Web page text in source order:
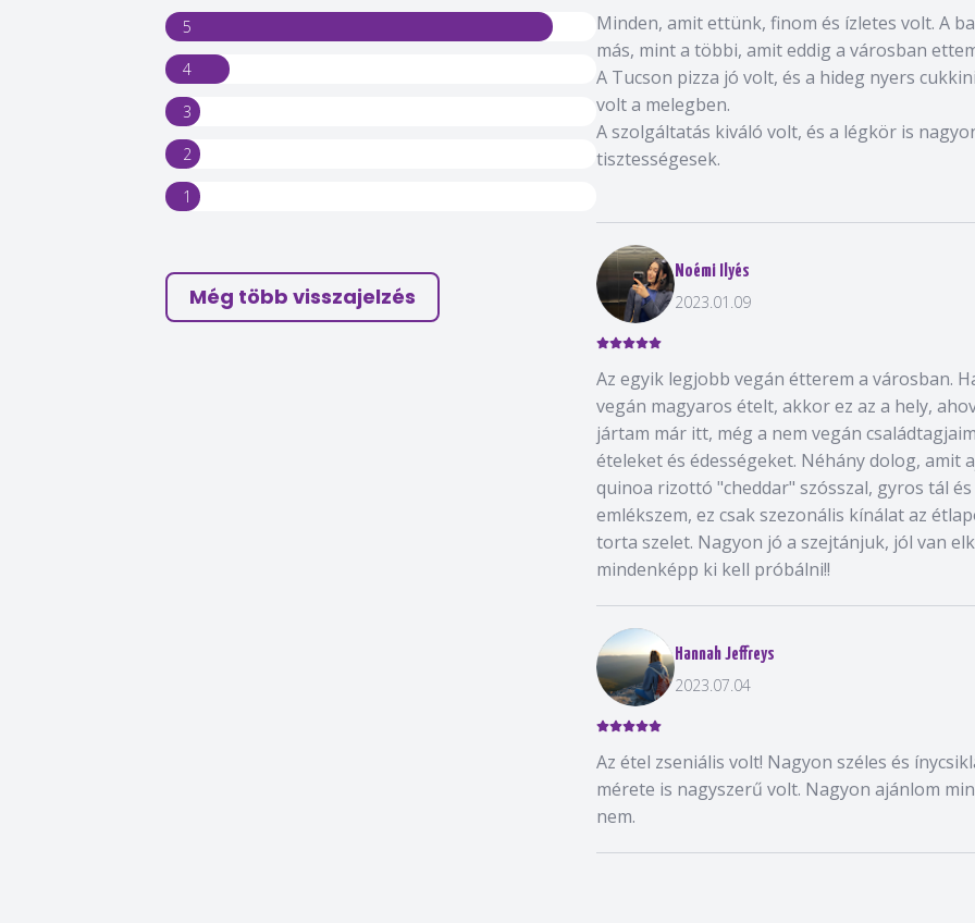
5
4
3
2
1
Még több visszajelzés
Minden, amit ettünk, finom és ízletes volt. A
más, mint a többi, amit eddig a városban
A Tucson pizza jó volt, és a hideg nyers
volt a melegben.
A szolgáltatás kiváló volt, és a légkör is
tisztességesek.
Noémi Ilyés
2023.01.09
Az egyik legjobb vegán étterem a városban.
vegán magyaros ételt, akkor ez az a hely,
jártam már itt, még a nem vegán
ételeket és édességeket. Néhány dolog, amit
quinoa rizottó "cheddar" szósszal, gyros tál
emlékszem, ez csak szezonális kínálat az
torta szelet. Nagyon jó a szejtánjuk, jól van
mindenképp ki kell próbálni!!
Hannah Jeffreys
2023.07.04
Az étel zseniális volt! Nagyon széles és
mérete is nagyszerű volt. Nagyon ajánlom
nem.